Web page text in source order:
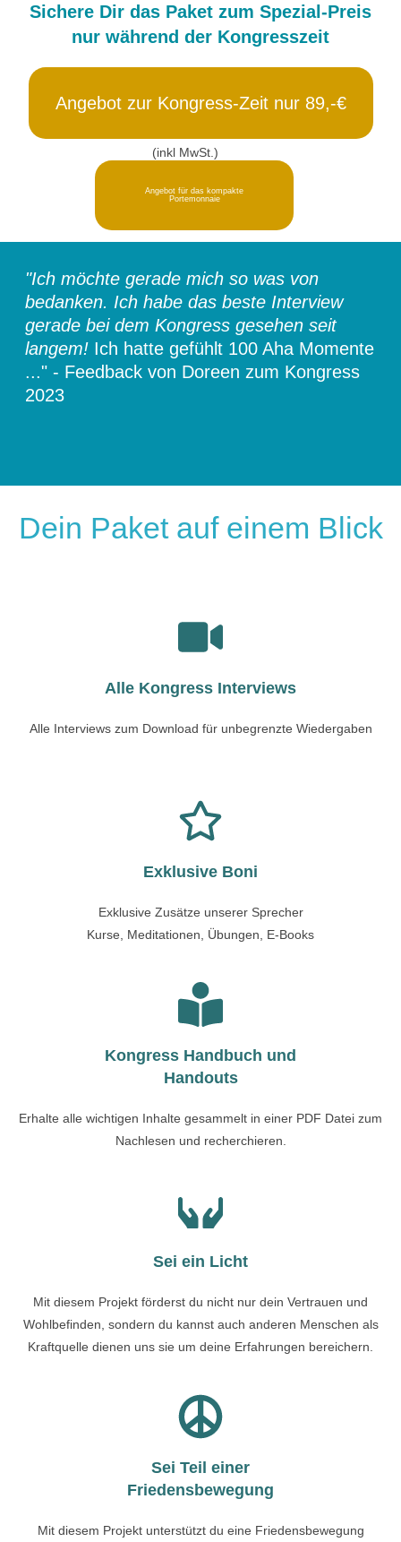
Sichere Dir das Paket zum Spezial-Preis
nur während der Kongresszeit
Angebot zur Kongress-Zeit nur 89,-€
(inkl MwSt.)
Angebot für das kompakte
Portemonnaie
"Ich möchte gerade mich so was von
bedanken. Ich habe das beste Interview
gerade bei dem Kongress gesehen seit
langem! Ich hatte gefühlt 100 Aha Momente
..." - Feedback von Doreen zum Kongress
2023
Dein Paket auf einem Blick
Alle Kongress Interviews
Alle Interviews zum Download für unbegrenzte Wiedergaben
Exklusive Boni
Exklusive Zusätze unserer Sprecher
Kurse, Meditationen, Übungen, E-Books
Kongress Handbuch und
Handouts
Erhalte alle wichtigen Inhalte gesammelt in einer PDF Datei zum
Nachlesen und recherchieren.
Sei ein Licht
Mit diesem Projekt förderst du nicht nur dein Vertrauen und
Wohlbefinden, sondern du kannst auch anderen Menschen als
Kraftquelle dienen uns sie um deine Erfahrungen bereichern.
Sei Teil einer
Friedensbewegung
Mit diesem Projekt unterstützt du eine Friedensbewegung